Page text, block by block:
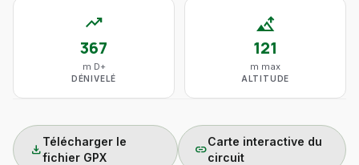
trending_up
367
m D+
DÉNIVELÉ
altitude
121
m max
ALTITUDE
download
Télécharger le
fichier GPX
link
Carte interactive du
circuit